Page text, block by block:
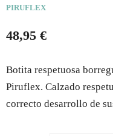
PIRUFLEX
48,95 €
Botita respetuosa
Piruflex. Calzado
correcto desarrollo de